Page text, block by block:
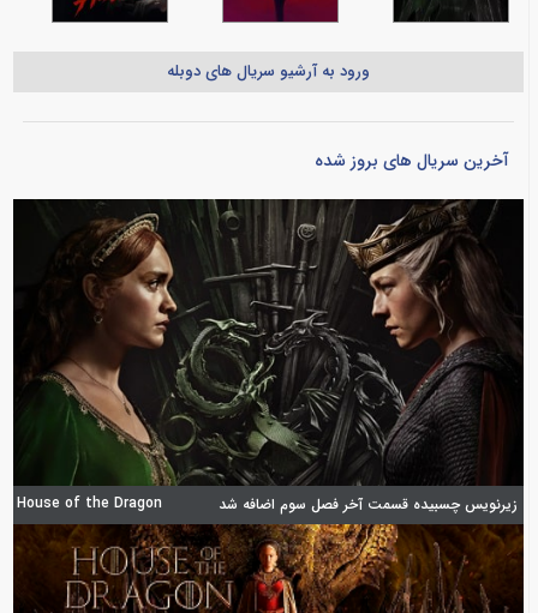
ورود به آرشیو سریال های دوبله
آخرین سریال های بروز شده
زیرنویس چسبیده قسمت آخر فصل سوم اضافه شد House of the Dragon